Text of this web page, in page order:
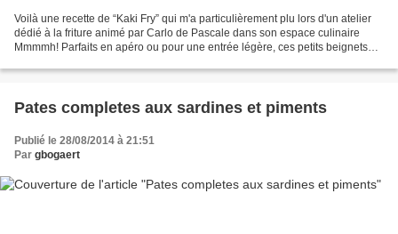
Voilà une recette de “Kaki Fry” qui m'a particulièrement plu lors d'un atelier
dédié à la friture animé par Carlo de Pascale dans son espace culinaire
Mmmmh! Parfaits en apéro ou pour une entrée légère, ces petits beignets
Pates completes aux sardines et piments
Publié le 28/08/2014 à 21:51
Par gbogaert